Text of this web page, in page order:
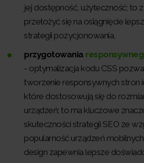
jej dostępność, użyteczność; to
przełożyć się na osiągnięcie
strategii pozycjonowania,
przygotowania
- optymalizacja kodu CSS
tworzenie responsywnych stron
które dostosowują się do
urządzeń; to ma kluczowe
skuteczności strategii SEO ze
popularność urządzeń
design zapewnia lepsze